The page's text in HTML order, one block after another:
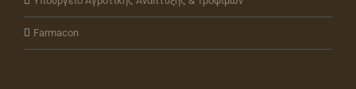
Farmacon